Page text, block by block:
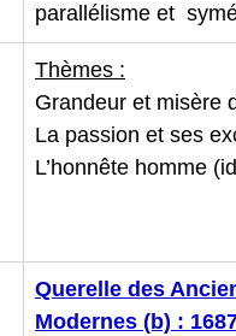
parallélisme et
Thèmes :
Grandeur et misère
La passion et ses
L’honnête homme
Querelle des
Modernes (b) :